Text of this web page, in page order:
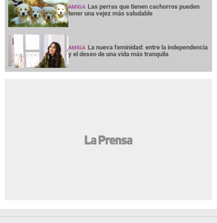
AMIGA Las perras que tienen cachorros pueden
tener una vejez más saludable
AMIGA La nueva feminidad: entre la independencia
y el deseo de una vida más tranquila